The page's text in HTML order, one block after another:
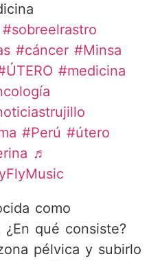
#sobreelrastro
#cáncer #Minsa
#medicina
#Perú #útero
♬
como
qué consiste?
pélvica y subirlo